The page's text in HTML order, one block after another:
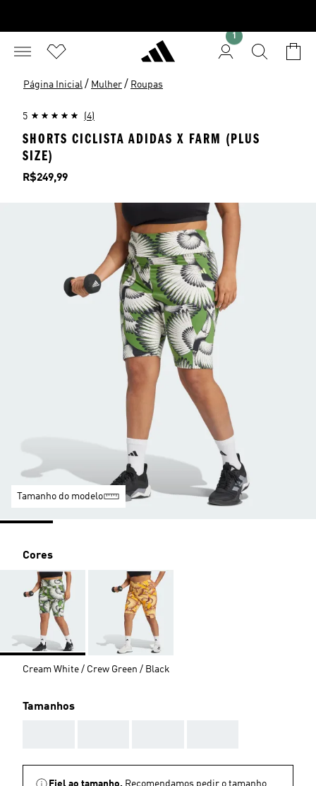
1
Página Inicial / Mulher / Roupas
5 (4)
SHORTS CICLISTA ADIDAS X FARM (PLUS
SIZE)
Preço
R$249,99
Tamanho do modelo
Cores
Cream White / Crew Green / Black
Tamanhos
Fiel ao tamanho. Recomendamos pedir o tamanho